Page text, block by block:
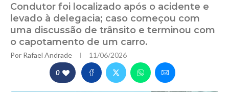
Condutor foi localizado após o acidente e
levado à delegacia; caso começou com
uma discussão de trânsito e terminou com
o capotamento de um carro.
Por Rafael Andrade 11/06/2026
0